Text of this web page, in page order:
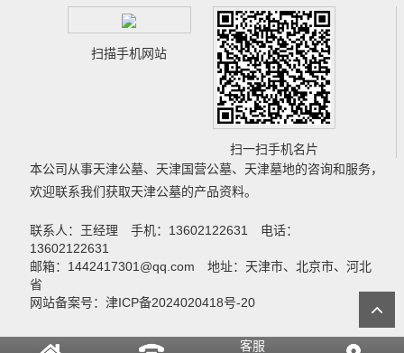
扫描手机网站
扫一扫手机名片
本公司从事天津公墓、 天津国营公墓、 天津墓地的咨询和服务，
欢迎联系我们获取天津公墓的产品资料。
联系人：王经理 手机：13602122631 电话：
13602122631
邮箱：1442417301@qq.com 地址：天津市、北京市、河北
省
网站备案号：津ICP备2024020418号-20
客服